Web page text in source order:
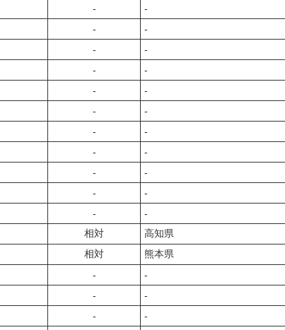
‐ ‐
‐ ‐
‐ ‐
‐ ‐
‐ ‐
‐ ‐
‐ ‐
‐ ‐
‐ ‐
‐ ‐
‐ ‐
相対 高知県
相対 熊本県
‐ ‐
‐ ‐
‐ ‐